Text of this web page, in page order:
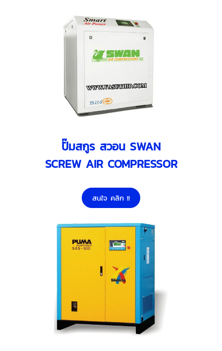
ปั๊มสกูร สวอน SWAN
SCREW AIR COMPRESSOR
สนใจ คลิก !!